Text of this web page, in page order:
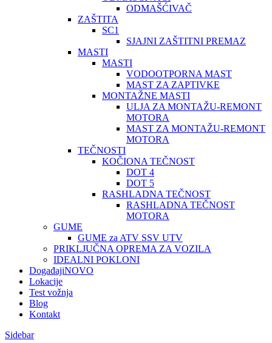
ODMAŠĆIVAČ
ZAŠTITA
SC1
SJAJNI ZAŠTITNI PREMAZ
MASTI
MASTI
VODOOTPORNA MAST
MAST ZA ZAPTIVKE
MONTAŽNE MASTI
ULJA ZA MONTAŽU-REMONT
MOTORA
MAST ZA MONTAŽU-REMONT
MOTORA
TEČNOSTI
KOČIONA TEČNOST
DOT 4
DOT 5
RASHLADNA TEČNOST
RASHLADNA TEČNOST
MOTORA
GUME
GUME za ATV SSV UTV
PRIKLJUČNA OPREMA ZA VOZILA
IDEALNI POKLONI
DogađajiNOVO
Lokacije
Test vožnja
Blog
Kontakt
Sidebar